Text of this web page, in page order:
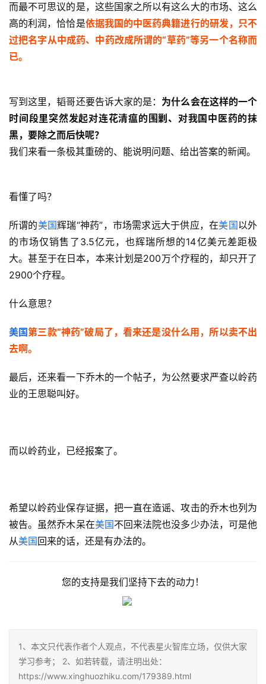
而最不可思议的是，这些国家之所以有这么大的市场、这么
高的利润，恰恰是依据我国的中医药典籍进行的研发，只不
过把名字从中成药、中药改成所谓的“草药”等另一个名称而
已。
写到这里，韬哥还要告诉大家的是： 为什么会在这样的一个
时间段里突然发起对连花清瘟的围剿、对我国中医药的抹
黑，要除之而后快呢？
我们来看一条极其重磅的、能说明问题、给出答案的新闻。
看懂了吗？
所谓的美国辉瑞“神药”，市场需求远大于供应，在美国以外
的市场仅销售了3.5亿元，也辉瑞所想的14亿美元差距极
大。甚至于在日本，本来计划是200万个疗程的，却只开了
2900个疗程。
什么意思？
美国第三款“神药”破局了，看来还是没什么用，所以卖不出
去啊。
最后，还来看一下乔木的一个帖子，为公然要求严查以岭药
业的王思聪叫好。
而以岭药业，已经报案了。
希望以岭药业保存证据，把一直在造谣、攻击的乔木也列为
被告。虽然乔木呆在美国不回来法院也没多少办法，可是他
从美国 回来的话，还是有办法的。
您的支持是我们坚持下去的动力！
1、本文只代表作者个人观点，不代表星火智库立场，仅供大家
学习参考； 2、如若转载，请注明出处：
https://www.xinghuozhiku.com/179389.html